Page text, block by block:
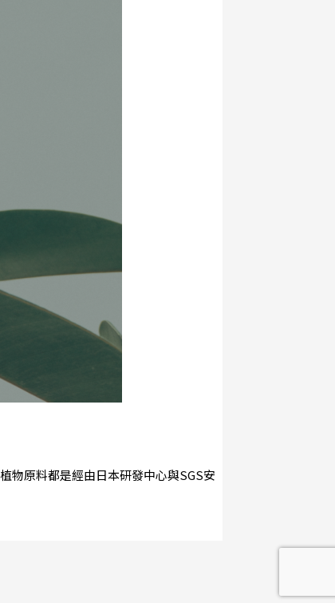
物原料都是經由日本研發中心與SGS安